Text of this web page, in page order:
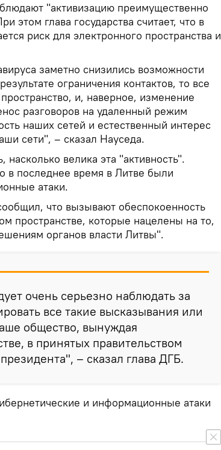
"активизацию преимущественно
этом глава государства считает, что в
риск для электронного пространства и
заметно снизились возможности
ограничения контактов, то все
и, наверное, изменение
разговоров на удаленный режим
наших сетей и естественный интерес
сети", – сказал Науседа.
велика эта "активность".
в последнее время в Литве были
атаки.
что вызывают обеспокоенность
пространстве, которые нацелены на то,
органов власти Литвы".
очень серьезно наблюдать за
все такие высказывания или
общество, вынуждая
в принятых правительством
– сказал глава ДГБ.
и информационные атаки